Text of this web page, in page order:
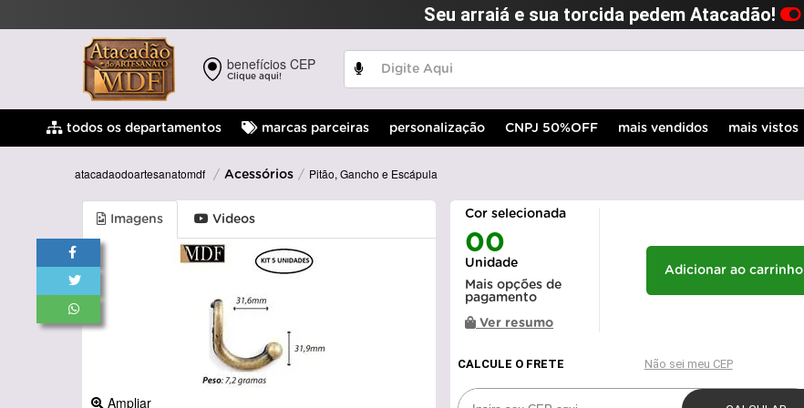
Seu arraiá e sua torcida pedem Atacadão!
benefícios CEP
Clique aqui!
todos os departamentos marcas parceiras personalização CNPJ 50%OFF mais vendidos mais vistos
atacadaodoartesanatomdf Acessórios Pitão, Gancho e Escápula
Imagens Videos
Ampliar
Cor selecionada
00
Unidade
Mais opções de
pagamento
Ver resumo
Adicionar ao carrinho